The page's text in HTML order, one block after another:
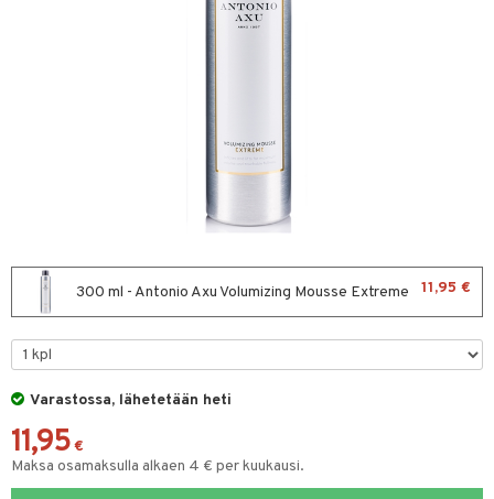
300 ml - Antonio Axu Volumizing Mousse Extreme 11,95 €
Varastossa, lähetetään heti
11,95 €
Maksa osamaksulla alkaen 4 € per kuukausi.
& Antifrizz
tuotteet
& Geeli